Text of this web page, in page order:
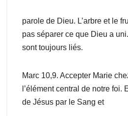
parole de Dieu. L’arbre et le
pas séparer ce que Dieu a
sont toujours liés.
Marc 10,9. Accepter Marie
l’élément central de notre foi.
de Jésus par le Sang et